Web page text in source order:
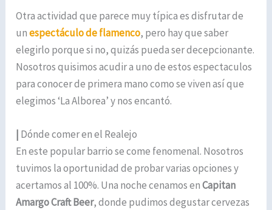
Otra actividad que parece muy típica es disfrutar de
unespectáculo de flamenco, pero hay que saber
elegirlo porque si no, quizás pueda ser decepcionante.
Nosotros quisimos acudir a uno de estos espectaculos
para conocer de primera mano como se viven así que
elegimos ‘La Alborea’ y nos encantó.
| Dónde comer en el Realejo
En este popular barrio se come fenomenal. Nosotros
tuvimos la oportunidad de probar varias opciones y
acertamos al 100%. Una noche cenamos enCapitan
Amargo Craft Beer, donde pudimos degustar cervezas